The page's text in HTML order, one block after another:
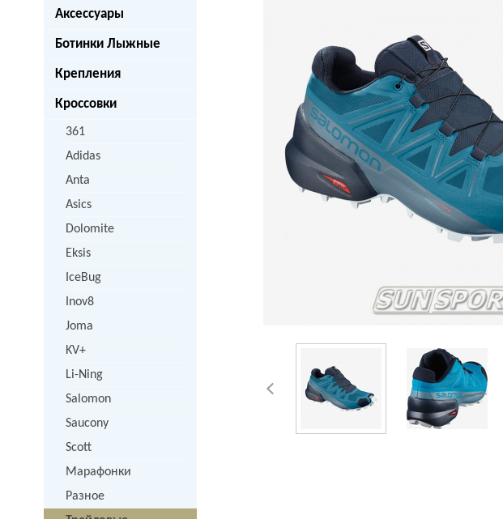
Аксессуары
Ботинки Лыжные
Крепления
Кроссовки
361
Adidas
Anta
Asics
Dolomite
Eksis
IceBug
Inov8
Joma
KV+
Li-Ning
Salomon
Saucony
Scott
Марафонки
Разное